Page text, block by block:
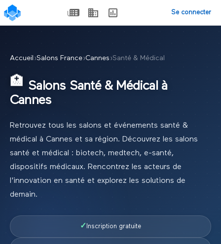
Se connecter
Accueil ›Salons France›Cannes ›Santé & Médical
🏥 Salons Santé & Médical à
Cannes
Retrouvez tous les salons et événements santé &
médical à Cannes et sa région. Découvrez les salons
santé et médical : biotech, medtech, e-santé,
dispositifs médicaux. Rencontrez les acteurs de
l'innovation en santé et explorez les solutions de
demain.
✓ Inscription gratuite